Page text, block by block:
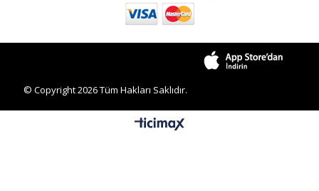
© Copyright 2026 Tüm Hakları Saklıdır.